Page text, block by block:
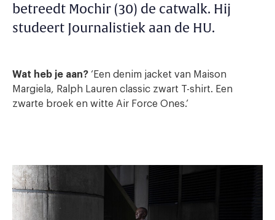
betreedt Mochir (30) de catwalk. Hij
studeert Journalistiek aan de HU.
Wat heb je aan? ‘Een denim jacket van Maison
Margiela, Ralph Lauren classic zwart T-shirt. Een
zwarte broek en witte Air Force Ones.’